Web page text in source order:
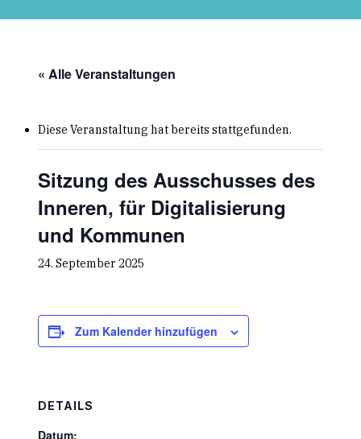
« Alle Veranstaltungen
Diese Veranstaltung hat bereits stattgefunden.
Sitzung des Ausschusses des
Inneren, für Digitalisierung
und Kommunen
24. September 2025
Zum Kalender hinzufügen
DETAILS
Datum: